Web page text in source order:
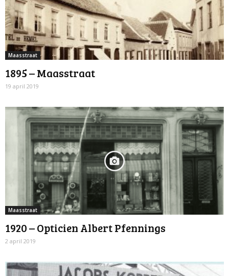
Maasstraat
1895 – Maasstraat
19 april 2019
Maasstraat
1920 – Opticien Albert Pfennings
2 april 2019